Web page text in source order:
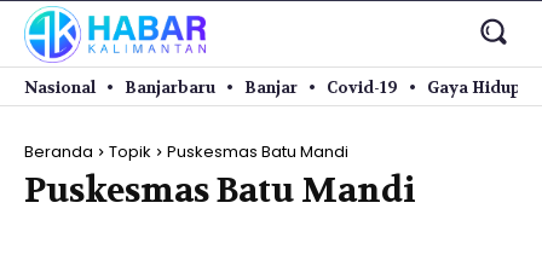
Nasional Banjarbaru Banjar Covid-19 Gaya Hidup
Beranda Topik Puskesmas Batu Mandi
Puskesmas Batu Mandi